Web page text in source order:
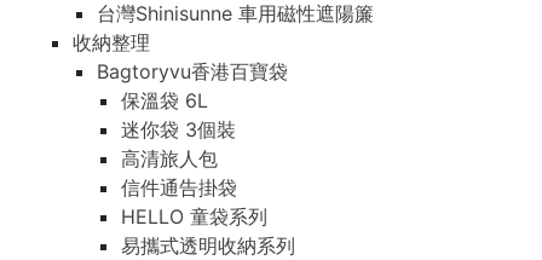
台灣Shinisunne 車用磁性遮陽簾
收納整理
Bagtoryvu香港百寶袋
保溫袋 6L
迷你袋 3個裝
高清旅人包
信件通告掛袋
HELLO 童袋系列
易攜式透明收納系列